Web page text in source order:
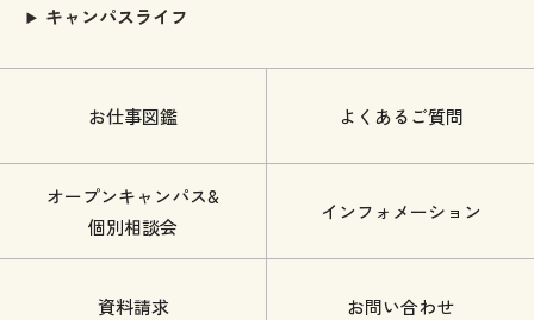
キャンパスライフ
お仕事図鑑 よくあるご質問
オープンキャンパス&
個別相談会
インフォメーション
資料請求 お問い合わせ